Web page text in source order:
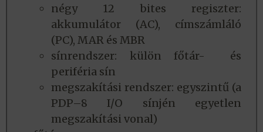
négy 12 bites regiszter:
akkumulátor (AC), címszámláló
(PC), MAR és MBR
sínrendszer: külön főtár- és
periféria sín
megszakítási rendszer: egyszintű (a
PDP–8 I/O sínjén egyetlen
megszakítási vonal)